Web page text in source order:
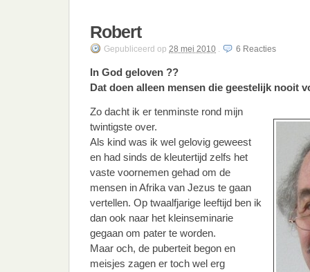
Robert
Gepubliceerd op 28 mei 2010 . 6 Reacties
In God geloven ??
Dat doen alleen mensen die geestelijk nooit
Zo dacht ik er tenminste rond mijn
twintigste over.
Als kind was ik wel gelovig geweest
en had sinds de kleutertijd zelfs het
vaste voornemen gehad om de
mensen in Afrika van Jezus te gaan
vertellen. Op twaalfjarige leeftijd ben ik
dan ook naar het kleinseminarie
gegaan om pater te worden.
Maar och, de puberteit begon en
meisjes zagen er toch wel erg